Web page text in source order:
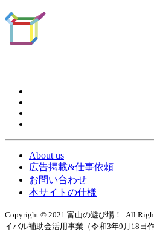
About us
広告掲載&仕事依頼
お問い合わせ
本サイトの仕様
Copyright © 2021 富山の遊び場！. All
イバル補助金活用事業（令和3年9月18日作